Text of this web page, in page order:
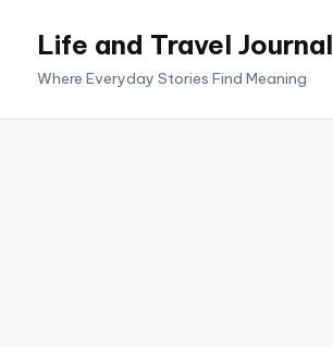
Life and Travel Journal
Where Everyday Stories Find Meaning